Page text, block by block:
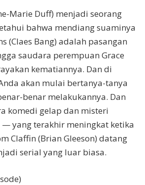
Marie Duff) menjadi seorang
bahwa mendiang suaminya
(Claes Bang) adalah pasangan
saudara perempuan Grace
kematiannya. Dan di
akan mulai bertanya-tanya
benar melakukannya. Dan
komedi gelap dan misteri
yang terakhir meningkat ketika
Claffin (Brian Gleeson) datang
serial yang luar biasa.